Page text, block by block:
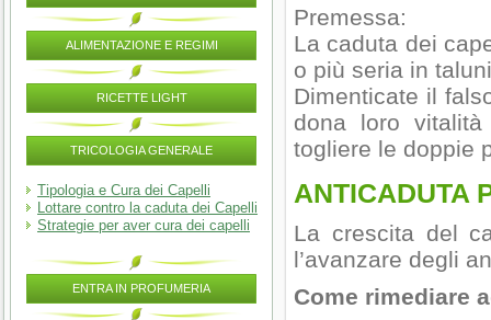
ALIMENTAZIONE E REGIMI
RICETTE LIGHT
TRICOLOGIA GENERALE
Tipologia e Cura dei Capelli
Lottare contro la caduta dei Capelli
Strategie per aver cura dei capelli
ENTRA IN PROFUMERIA
Premessa:
La caduta dei
o più seria in
Dimenticate il
dona loro
togliere le doppie
ANTICADUTA
La crescita del
l’avanzare degli
Come rimediare